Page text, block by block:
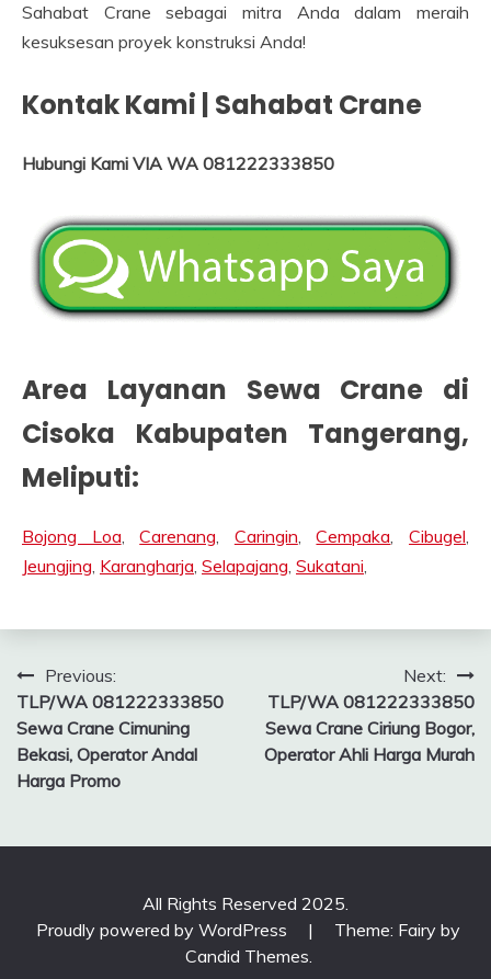
Sahabat Crane sebagai mitra Anda dalam meraih
kesuksesan proyek konstruksi Anda!
Kontak Kami | Sahabat Crane
Hubungi Kami VIA WA 081222333850
Area Layanan Sewa Crane di
Cisoka Kabupaten Tangerang,
Meliputi:
Bojong Loa ,Carenang Caringin ,Cempaka ,Cibugel
Jeungjing Karangharja Selapajang Sukatani
Post
navigation
Previous:
TLP/WA 081222333850
Sewa Crane Cimuning
Bekasi, Operator Andal
Harga Promo
Next:
TLP/WA 081222333850
Sewa Crane Ciriung Bogor,
Operator Ahli Harga Murah
All Rights Reserved 2025.
Proudly powered by WordPress
|
Theme: Fairy by
Candid Themes